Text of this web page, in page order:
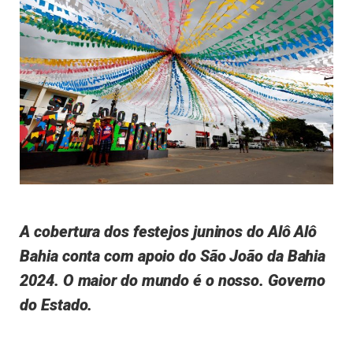
A cobertura dos festejos juninos do Alô Alô
Bahia conta com apoio do São João da Bahia
2024. O maior do mundo é o nosso. Governo
do Estado.